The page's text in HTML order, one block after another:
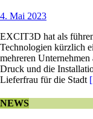
4. Mai 2023
EXCIT3D hat als
Technologien kürzlich
mehreren
Druck und die
Lieferfrau für die Stadt
NEWS